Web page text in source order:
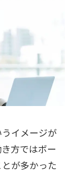
うイメージが
方ではボー
が多かった